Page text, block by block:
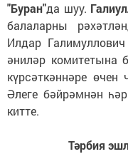
"Буран"да шуу.
балаларны
Илдар
әниләр комитетына
күрсәткәннәре өчен
Әлеге бәйрәмнән
китте.
Тәрбия